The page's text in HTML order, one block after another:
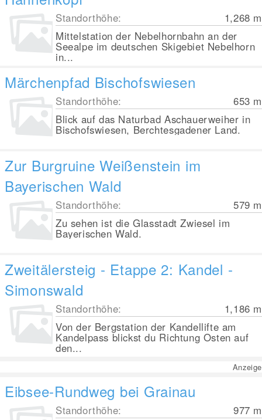
Standorthöhe: 1,268 m
Mittelstation der Nebelhornbahn an der
Seealpe im deutschen Skigebiet Nebelhorn
in...
Märchenpfad Bischofswiesen
Standorthöhe: 653 m
Blick auf das Naturbad Aschauerweiher in
Bischofswiesen, Berchtesgadener Land.
Zur Burgruine Weißenstein im
Bayerischen Wald
Standorthöhe: 579 m
Zu sehen ist die Glasstadt Zwiesel im
Bayerischen Wald.
Zweitälersteig - Etappe 2: Kandel -
Simonswald
Standorthöhe: 1,186 m
Von der Bergstation der Kandellifte am
Kandelpass blickst du Richtung Osten auf
den...
Anzeige
Eibsee-Rundweg bei Grainau
Standorthöhe: 977 m